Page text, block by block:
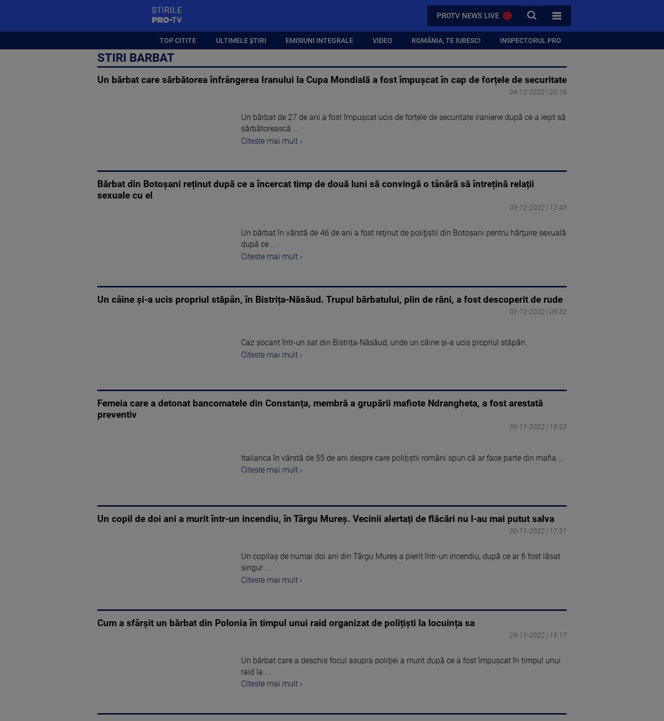
PROTV NEWS LIVE CAUTA
TOATE CATEGORIILE
TOP CITITE ULTIMELE ȘTIRI EMISIUNI INTEGRALE VIDEO ROMÂNIA, TE IUBESC! INSPECTORUL PRO
STIRI BARBAT
Un bărbat care sărbătorea înfrângerea Iranului la Cupa Mondială a fost împușcat în cap de forțele de securitate
04-12-2022 | 20:16
Un bărbat de 27 de ani a fost împușcat ucis de forțele de securitate iraniene după ce a ieșit să
sărbătorească ...
Citeste mai mult ›
Bărbat din Botoșani reținut după ce a încercat timp de două luni să convingă o tânără să întrețină relații
sexuale cu el
03-12-2022 | 12:43
Un bărbat în vârstă de 46 de ani a fost reţinut de poliţiştii din Botoşani pentru hărţuire sexuală
după ce ...
Citeste mai mult ›
Un câine și-a ucis propriul stăpân, în Bistrița-Năsăud. Trupul bărbatului, plin de răni, a fost descoperit de rude
02-12-2022 | 08:32
Caz șocant într-un sat din Bistrița-Năsăud, unde un câine și-a ucis propriul stăpân.
Citeste mai mult ›
Femeia care a detonat bancomatele din Constanța, membră a grupării mafiote Ndrangheta, a fost arestată
preventiv
30-11-2022 | 19:23
Italianca în vârstă de 55 de ani despre care polițiștii români spun că ar face parte din mafia ...
Citeste mai mult ›
Un copil de doi ani a murit într-un incendiu, în Târgu Mureș. Vecinii alertați de flăcări nu l-au mai putut salva
30-11-2022 | 17:31
Un copilaș de numai doi ani din Târgu Mureș a pierit într-un incendiu, după ce ar fi fost lăsat
singur ...
Citeste mai mult ›
Cum a sfârșit un bărbat din Polonia în timpul unui raid organizat de polițiști la locuința sa
29-11-2022 | 15:17
Un bărbat care a deschis focul asupra poliţiei a murit după ce a fost împuşcat în timpul unui
raid la ...
Citeste mai mult ›